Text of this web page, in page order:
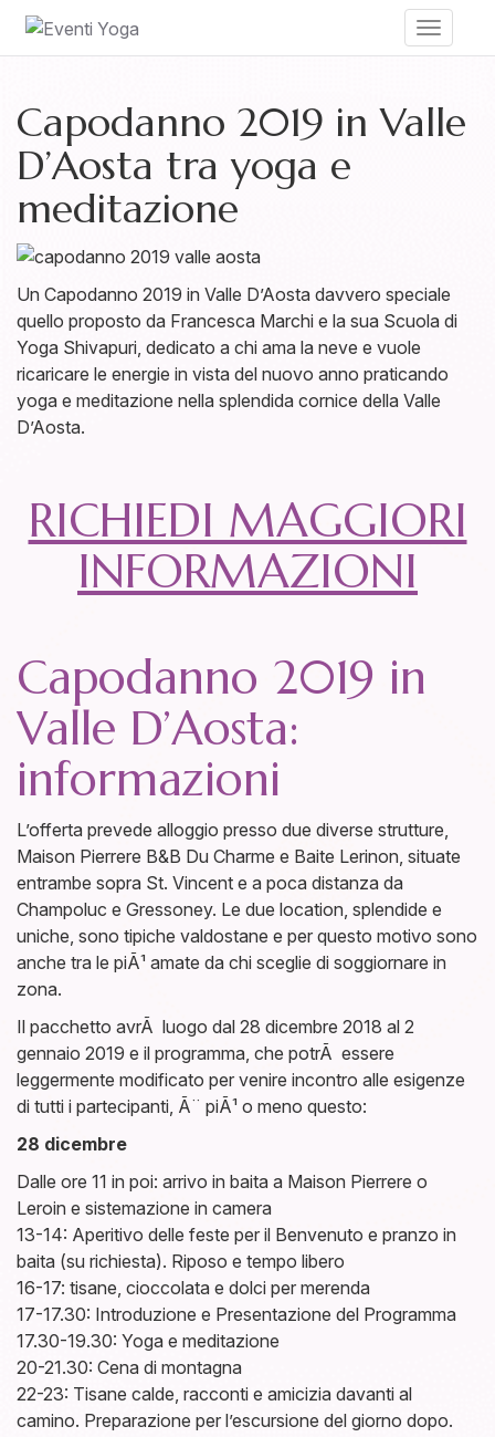
Toggle
Capodanno 2019 in Valle
D’Aosta tra yoga e
meditazione
Un Capodanno 2019 in Valle D’Aosta davvero speciale
quello proposto da Francesca Marchi e la sua Scuola di
Yoga Shivapuri, dedicato a chi ama la neve e vuole
ricaricare le energie in vista del nuovo anno praticando
yoga e meditazione nella splendida cornice della Valle
D’Aosta.
RICHIEDI MAGGIORI
INFORMAZIONI
Capodanno 2019 in
Valle D’Aosta:
informazioni
L’offerta prevede alloggio presso due diverse strutture,
Maison Pierrere B&B Du Charme e Baite Lerinon, situate
entrambe sopra St. Vincent e a poca distanza da
Champoluc e Gressoney. Le due location, splendide e
uniche, sono tipiche valdostane e per questo motivo sono
anche tra le piÃ¹ amate da chi sceglie di soggiornare in
zona.
Il pacchetto avrÃ luogo dal 28 dicembre 2018 al 2
gennaio 2019 e il programma, che potrÃ essere
leggermente modificato per venire incontro alle esigenze
di tutti i partecipanti, Ã¨ piÃ¹ o meno questo:
28 dicembre
Dalle ore 11 in poi: arrivo in baita a Maison Pierrere o
Leroin e sistemazione in camera
13-14: Aperitivo delle feste per il Benvenuto e pranzo in
baita (su richiesta). Riposo e tempo libero
16-17: tisane, cioccolata e dolci per merenda
17-17.30: Introduzione e Presentazione del Programma
17.30-19.30: Yoga e meditazione
20-21.30: Cena di montagna
22-23: Tisane calde, racconti e amicizia davanti al
camino. Preparazione per l’escursione del giorno dopo.